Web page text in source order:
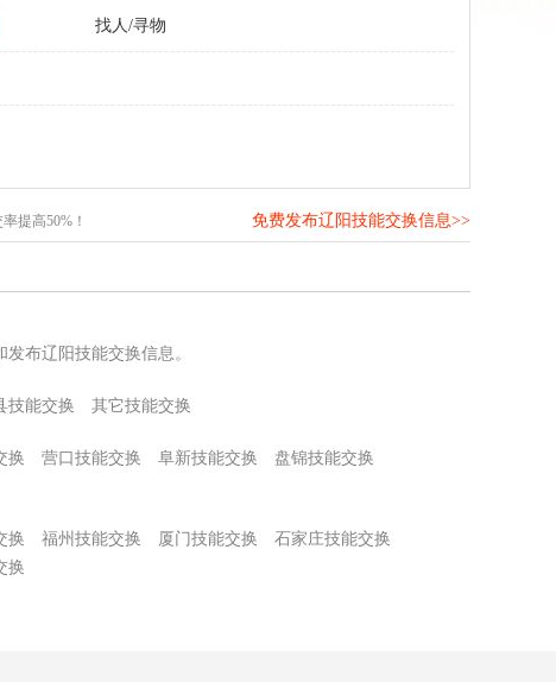
找人/寻物
提高50%！ 免费发布辽阳技能交换信息>>
布辽阳技能交换信息。
技能交换 其它技能交换
换 营口技能交换 阜新技能交换
盘锦技能交换
换 福州技能交换 厦门技能交换
石家庄技能交换
换